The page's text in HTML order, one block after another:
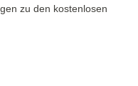
zu den kostenlosen